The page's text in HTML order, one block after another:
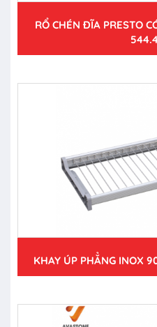
RỔ CHÉN ĐĨA PRESTO
KHAY ÚP PHẲNG INOX